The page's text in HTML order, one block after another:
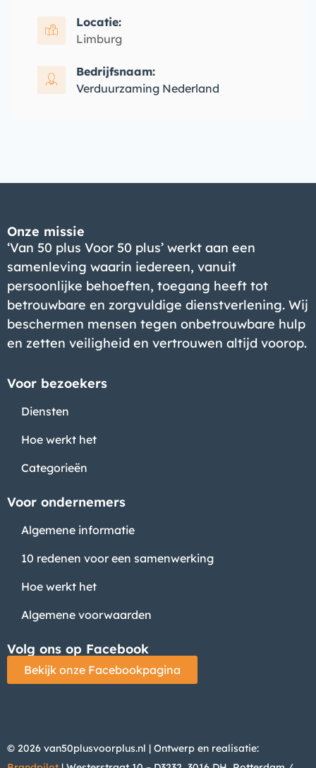
Locatie:
Limburg
Bedrijfsnaam:
Verduurzaming Nederland
Onze missie
‘Van 50 plus Voor 50 plus’ werkt aan een
samenleving waarin iedereen, vanuit
persoonlijke behoeften, toegang heeft tot
betrouwbare en zorgvuldige dienstverlening. Wij
beschermen mensen tegen onbetrouwbare hulp
en zetten veiligheid en vertrouwen altijd voorop.
Voor bezoekers
Diensten
Hoe werkt het
Categorieën
Voor ondernemers
Algemene informatie
10 redenen voor een samenwerking
Hoe werkt het
Algemene voorwaarden
Volg ons op Facebook
Bekijk onze Facebookpagina
© 2026 van50plusvoorplus.nl | Ontwerp en realisatie: